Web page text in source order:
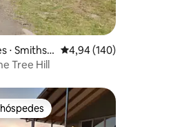
⋅ Smiths
4,94 de uma avaliação
4,94 (140)
Tree Hill
preferidos dos hóspedes